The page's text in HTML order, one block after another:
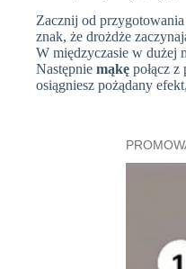
Zacznij od
znak, że drożdże
W międzyczasie w dużej
Następnie mąkę połącz
osiągniesz pożądany